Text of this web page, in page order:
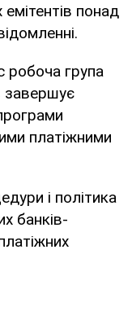
понад
робоча група
завершує
платіжними
і політика
банків-